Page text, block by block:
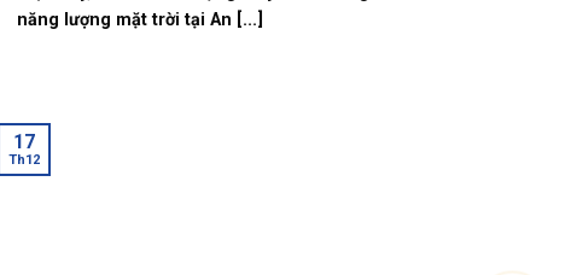
năng lượng mặt trời tại An [...]
17
Th12